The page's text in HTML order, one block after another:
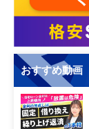
おすすめ動画